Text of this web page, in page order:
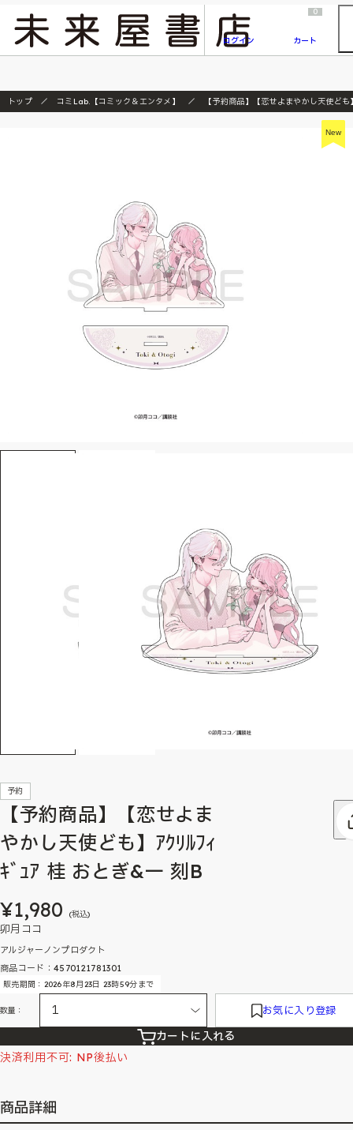
『ONE PIECE magazine 021 ONE PIECEカード付き同梱版』発売延期のご案内
ログイン
0
カート
トップ コミLab.【コミック＆エンタメ】 【予約商品】【恋せよまやかし天使ど
New
予約
【予約商品】【恋せよま
やかし天使ども】ｱｸﾘﾙﾌｨ
ｷﾞｭｱ 桂 おとぎ&一 刻B
¥1,980 (税込)
卯月ココ
アルジャーノンプロダクト
商品コード：4570121781301
販売期間：2026年8月23日 23時59分まで
数量： お気に入り登録
カートに入れる
決済利用不可: NP後払い
商品詳細